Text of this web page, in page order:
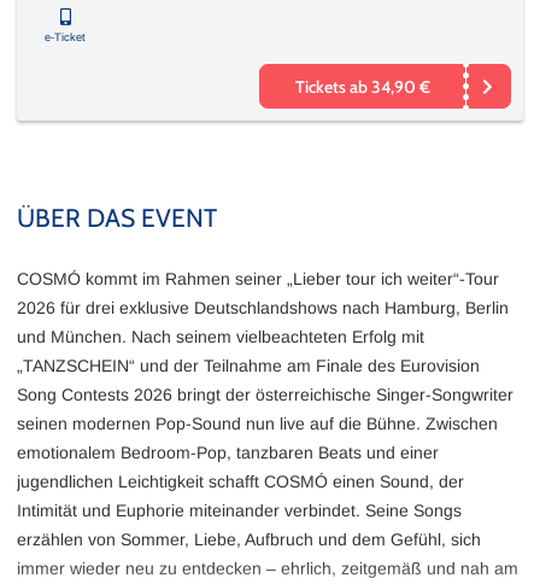
e-Ticket
Tickets ab 34,90 €
ÜBER DAS EVENT
COSMÓ kommt im Rahmen seiner „Lieber tour ich weiter“-Tour
2026 für drei exklusive Deutschlandshows nach Hamburg, Berlin
und München. Nach seinem vielbeachteten Erfolg mit
„TANZSCHEIN“ und der Teilnahme am Finale des Eurovision
Song Contests 2026 bringt der österreichische Singer-Songwriter
seinen modernen Pop-Sound nun live auf die Bühne. Zwischen
emotionalem Bedroom-Pop, tanzbaren Beats und einer
jugendlichen Leichtigkeit schafft COSMÓ einen Sound, der
Intimität und Euphorie miteinander verbindet. Seine Songs
erzählen von Sommer, Liebe, Aufbruch und dem Gefühl, sich
immer wieder neu zu entdecken – ehrlich, zeitgemäß und nah am